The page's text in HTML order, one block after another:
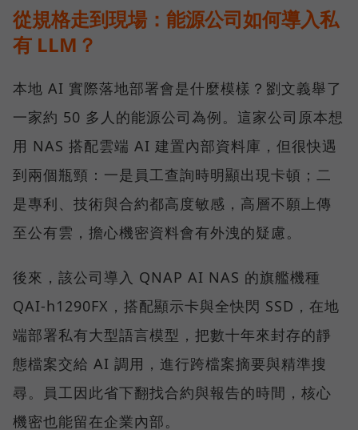
從規格走到現場：能源公司如何導入私
有 LLM？
本地 AI 實際落地部署會是什麼模樣？劉文義舉了
一家約 50 多人的能源公司為例。這家公司原本想
用 NAS 搭配雲端 AI 建置內部資料庫，但很快遇
到兩個瓶頸：一是員工查詢時明顯出現卡頓；二
是專利、技術與合約都高度敏感，高層不願上傳
至公有雲，擔心機密資料會有外洩的疑慮。
後來，該公司導入 QNAP AI NAS 的旗艦機種
QAI-h1290FX，搭配顯示卡與全快閃 SSD，在地
端部署私有大型語言模型，把數十年來封存的靜
態檔案交給 AI 調用，進行跨檔案摘要與精準搜
尋。員工因此省下翻找合約與報告的時間，核心
機密也能留在企業內部。